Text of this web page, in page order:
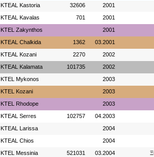
KTEAL Kastoria 32606 2001
KTEAL Kavalas 701 2001
KTEL Zakynthos 2001
KTEAL Chalkida 1362 03.2001
KTEAL Kozani 2270 2002
KTEAL Kalamata 101735 2002
KTEL Mykonos 2003
ΚΤΕL Kozani 2003
KTEL Rhodope 2003
KTEAL Serres 102757 04.2003
KTEAL Larissa 2004
KTEAL Chios 2004
KTEL Messinia 521031 03.2004